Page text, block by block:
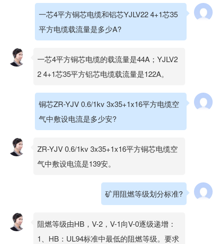
一芯4平方铜芯电缆和铝芯YJLV22 4+1芯35
平方电缆载流量是多少A?
一芯4平方铜芯电缆的载流量是44A；YJLV2
2 4+1芯35平方铝芯电缆载流量是122A。
铜芯ZR-YJV 0.6/1kv 3x35+1x16平方电缆空
气中敷设电流是多少安?
ZR-YJV 0.6/1kv 3x35+1x16平方铜芯电缆空
气中敷设电流是139安。
矿用阻燃等级划分标准?
阻燃等级由HB，V-2，V-1向V-0逐级递增：
1、HB：UL94标准中最低的阻燃等级。要求